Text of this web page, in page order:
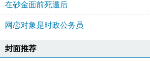
在砂金面前死遁后
网恋对象是时政公务员
封面推荐